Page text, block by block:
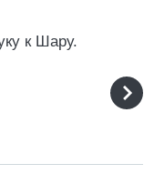
к Шару.